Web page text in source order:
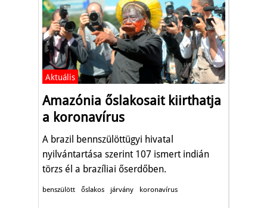
Aktuális
Amazónia őslakosait kiirthatja
a koronavírus
A brazil bennszülöttügyi hivatal
nyilvántartása szerint 107 ismert indián
törzs él a brazíliai őserdőben.
benszülött őslakos járvány koronavírus